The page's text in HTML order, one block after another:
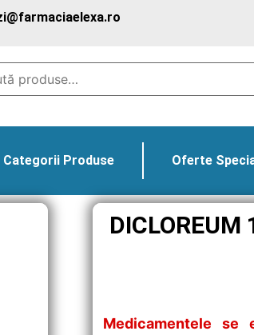
Categorii Produse Oferte
DICLOREUM
Medicamentele se